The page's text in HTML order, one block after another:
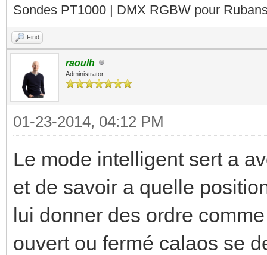
Sondes PT1000 | DMX RGBW pour
Find
raoulh
Administrator
01-23-2014, 04:12 PM
Le mode intelligent sert a
et de savoir a quelle
lui donner des ordre
ouvert ou fermé calaos se